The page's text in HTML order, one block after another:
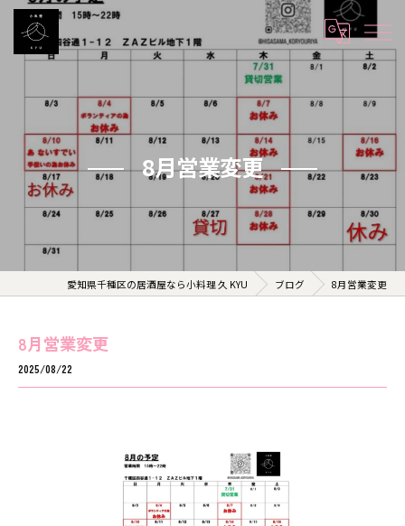
8月営業変更
愛知県千種区の居酒屋なら小料理 久 KYU ブログ 8月営業変更
8月営業変更
2025/08/22